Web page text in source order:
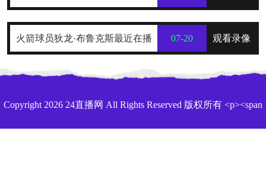
世界杯跨海拔赛程的生理极限阈值
火箭球员狄龙·布鲁克斯最近在播 07-20 观看录像
Copyright 2026 24直播网 All Rights Reserved 版权所有 <p><span